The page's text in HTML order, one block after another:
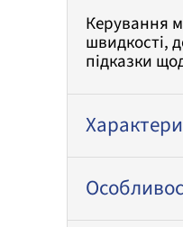
Керування
швидкості,
підказки